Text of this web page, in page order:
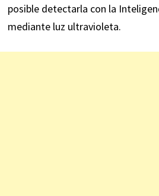
posible detectarla con la
mediante luz ultravioleta.